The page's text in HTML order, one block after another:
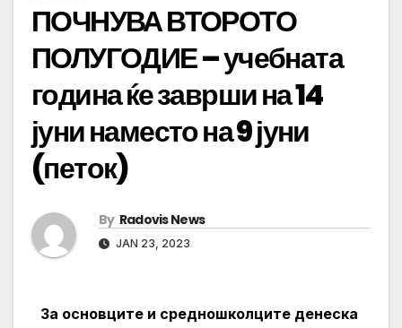
ПОЧНУВА ВТОРОТО
ПОЛУГОДИЕ – учебната
година ќе заврши на 14
јуни наместо на 9 јуни
(петок)
By Radovis News
JAN 23, 2023
За основците и средношколците денеска